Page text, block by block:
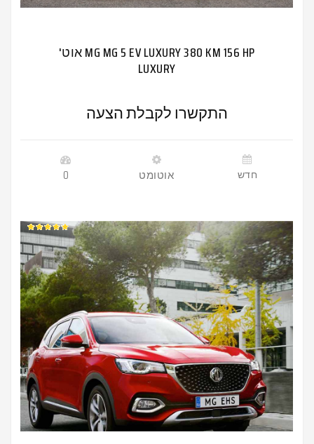
MG MG 5 EV LUXURY 380 KM 156 HP אוט'
LUXURY
התקשרו לקבלת הצעה
0 אוטומט חדש